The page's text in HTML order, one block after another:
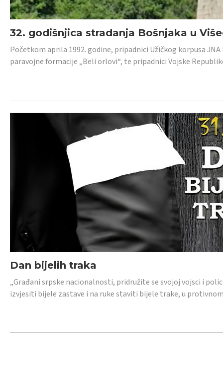
32. godišnjica stradanja Bošnjaka u
Početkom aprila 1992. godine, pripadnici Užičkog korpusa
paravojne formacije „Beli orlovi“, te pripadnici Vojske
Dan bijelih traka
„Građani srpske nacionalnosti, pridružite se svojoj vojsci i
izvjesiti bijele zastave i na ruke staviti bijele trake, u